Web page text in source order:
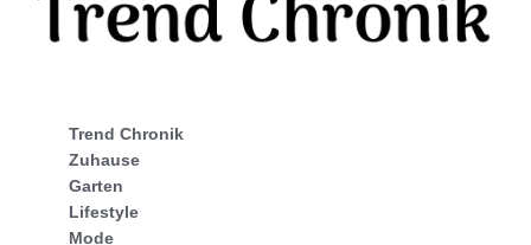
Trend Chronik
Zuhause
Garten
Lifestyle
Mode